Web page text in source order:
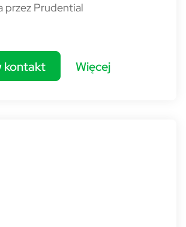
przez Prudential
kontakt Więcej